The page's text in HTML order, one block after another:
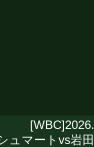
ュマートvs岩